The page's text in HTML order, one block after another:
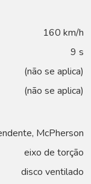
160 km/h
9 s
(não se aplica)
(não se aplica)
McPherson
eixo de torção
disco ventilado